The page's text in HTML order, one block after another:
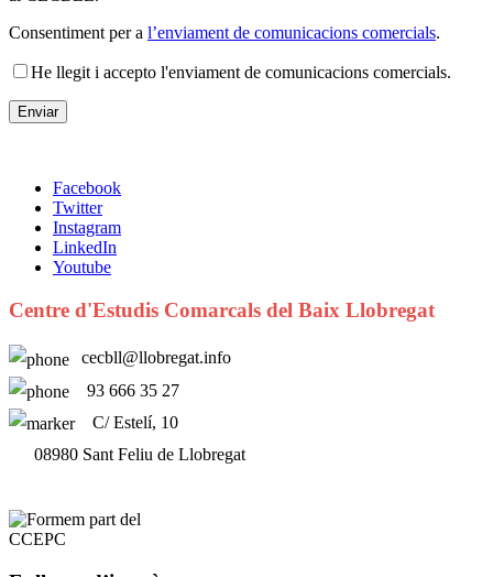
Consentiment per a l’enviament de comunicacions comercials.
He llegit i accepto l'enviament de comunicacions comercials.
Facebook
Twitter
Instagram
LinkedIn
Youtube
Centre d'Estudis Comarcals del Baix Llobregat
cecbll@llobregat.info
93 666 35 27
C/ Estelí, 10
08980 Sant Feliu de Llobregat